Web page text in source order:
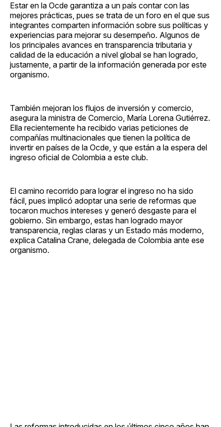
Estar en la Ocde garantiza a un país contar con las
mejores prácticas, pues se trata de un foro en el que sus
integrantes comparten información sobre sus políticas y
experiencias para mejorar su desempeño. Algunos de
los principales avances en transparencia tributaria y
calidad de la educación a nivel global se han logrado,
justamente, a partir de la información generada por este
organismo.
También mejoran los flujos de inversión y comercio,
asegura la ministra de Comercio, María Lorena Gutiérrez.
Ella recientemente ha recibido varias peticiones de
compañías multinacionales que tienen la política de
invertir en países de la Ocde, y que están a la espera del
ingreso oficial de Colombia a este club.
El camino recorrido para lograr el ingreso no ha sido
fácil, pues implicó adoptar una serie de reformas que
tocaron muchos intereses y generó desgaste para el
gobierno. Sin embargo, estas han logrado mayor
transparencia, reglas claras y un Estado más moderno,
explica Catalina Crane, delegada de Colombia ante ese
organismo.